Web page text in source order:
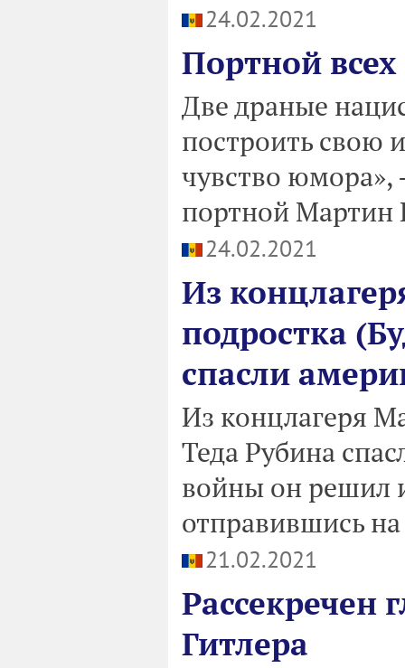
24.02.2021
Портной всех
Две драные
построить свою
чувство юмора»,
портной Мартин
24.02.2021
Из
подростка
спасли
Из концлагеря
Теда Рубина
войны он решил
отправившись
21.02.2021
Рассекречен
Гитлера